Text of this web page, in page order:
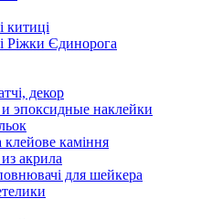
китиці
Ріжки Єдинорога
декор
эпоксидные наклейки
клейове каміння
акрила
для шейкера